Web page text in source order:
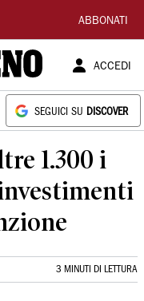
ABBONATI
ACCEDI
SEGUICI SU DISCOVER
1.300 i
3 MINUTI DI LETTURA